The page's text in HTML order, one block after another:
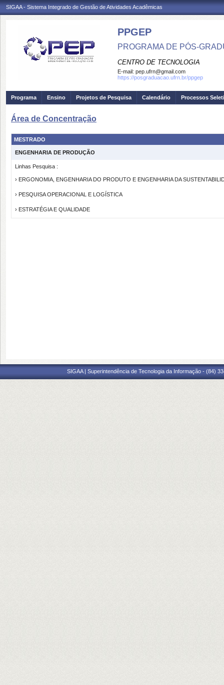
SIGAA - Sistema Integrado de Gestão de Atividades Acadêmicas
PPGEP
PROGRAMA DE PÓS-
CENTRO DE TECNOLOGIA
E-mail: pep.ufrn@gmail.com
https://posgraduacao.ufrn.br/ppgep
Programa Ensino Projetos de Pesquisa Calendário Processos
Área de Concentração
MESTRADO
ENGENHARIA DE PRODUÇÃO
Linhas Pesquisa :
› ERGONOMIA, ENGENHARIA DO PRODUTO E ENGENHARIA DA
› PESQUISA OPERACIONAL E LOGÍSTICA
› ESTRATÉGIA E QUALIDADE
SIGAA | Superintendência de Tecnologia da Informação - (84)